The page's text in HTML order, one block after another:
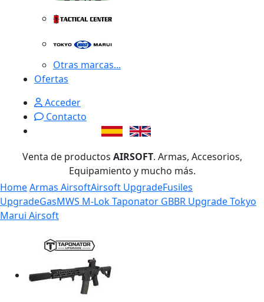
Otras marcas...
Ofertas
Acceder
Contacto
Venta de productos AIRSOFT. Armas, Accesorios,
Equipamiento y mucho más.
HomeArmas AirsoftAirsoft UpgradeFusiles
UpgradeGasMWS M-Lok Taponator GBBR Upgrade Tokyo
Marui Airsoft